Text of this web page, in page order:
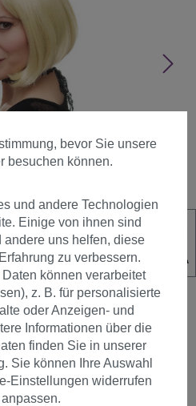
kurz Bob
Blond 3270-88E
bevor Sie unsere
besuchen können.
und andere Technologien
Einige von ihnen sind
uns helfen, diese
zu verbessern.
können verarbeitet
z. B. für personalisierte
oder Anzeigen- und
Informationen über die
finden Sie in unserer
Sie können Ihre Auswahl
Einstellungen widerrufen